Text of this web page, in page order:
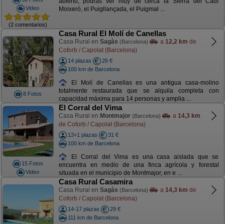
Video
(2 comentarios)
Moixeró, el Puigllançada, el Puigmal ...
8 Fotos
Casa Rural El Molí de Canellas
Casa Rural en Sagàs (Barcelona) a 12,2 km de
Coforb / Capolat (Barcelona)
14 plazas
26 €
100 km de Barcelona
El Molí de Canellas es una antigua casa-molino
totalmente restaurada que se alquila completa con
capacidad máxima para 14 personas y amplia ...
15 Fotos
Video
El Corral del Vima
Casa Rural en Montmajor (Barcelona) a 14,3 km
de Coforb / Capolat (Barcelona)
13+1 plazas
31 €
100 km de Barcelona
El Corral del Vima es una casa aislada que se
encuentra en medio de una finca agrícola y forestal
situada en el municipio de Montmajor, en e ...
Casa Rural Casamira
Casa Rural en Sagàs (Barcelona) a 14,3 km de
Coforb / Capolat (Barcelona)
14-17 plazas
29 €
111 km de Barcelona